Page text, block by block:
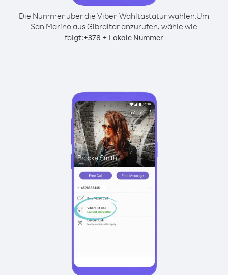
Die Nummer über die Viber-Wähltastatur wählen.Um
San Marino aus Gibraltar anzurufen, wähle wie
folgt:+378 + Lokale Nummer